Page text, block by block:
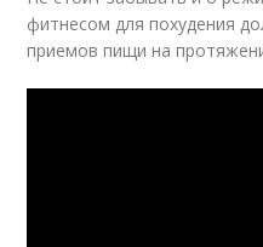
фитнесом для похудения
приемов пищи на